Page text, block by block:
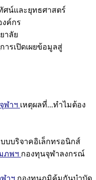
ศน์และยุทธศาสตร์
งค์กร
าลัย
การเปิดเผยข้อมูลสู่
ฬาฯ เหตุผลที่...ทำไมต้อง
บบบริจาคอิเล็กทรอนิกส์
ภพฯ กองทุนจุฬาลงกรณ์
าฯ กองทุนภูมิคุ้มกันบำบัด